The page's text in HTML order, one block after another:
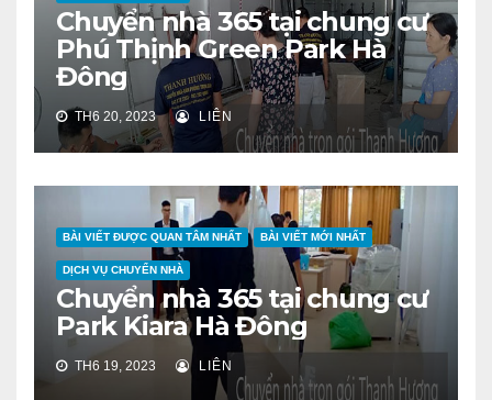
Chuyển nhà 365 tại chung cư
Phú Thịnh Green Park Hà
Đông
TH6 20, 2023 LIÊN
BÀI VIẾT ĐƯỢC QUAN TÂM NHẤT BÀI VIẾT MỚI NHẤT
DỊCH VỤ CHUYỂN NHÀ
Chuyển nhà 365 tại chung cư
Park Kiara Hà Đông
TH6 19, 2023 LIÊN